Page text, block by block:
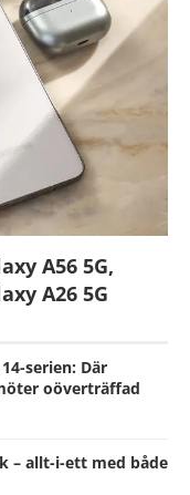
A56 5G,
A26 5G
serien: Där
oöverträffad
– allt-i-ett med både